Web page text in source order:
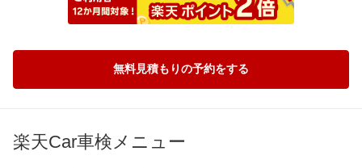
無料見積もりの予約をする
楽天Car車検メニュー